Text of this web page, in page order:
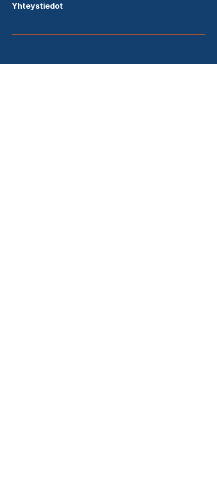
Yhteystiedot